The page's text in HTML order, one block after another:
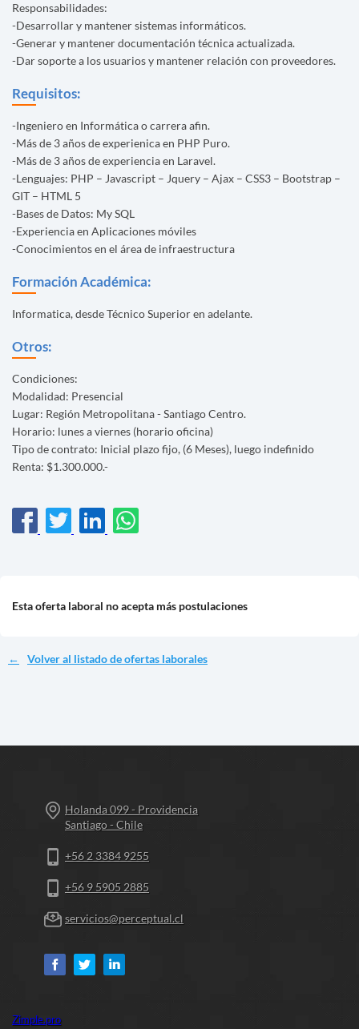
Responsabilidades:
-Desarrollar y mantener sistemas informáticos.
-Generar y mantener documentación técnica actualizada.
-Dar soporte a los usuarios y mantener relación con proveedores.
Requisitos:
-Ingeniero en Informática o carrera afin.
-Más de 3 años de experienica en PHP Puro.
-Más de 3 años de experiencia en Laravel.
-Lenguajes: PHP – Javascript – Jquery – Ajax – CSS3 – Bootstrap –
GIT – HTML 5
-Bases de Datos: My SQL
-Experiencia en Aplicaciones móviles
-Conocimientos en el área de infraestructura
Formación Académica:
Informatica, desde Técnico Superior en adelante.
Otros:
Condiciones:
Modalidad: Presencial
Lugar: Región Metropolitana - Santiago Centro.
Horario: lunes a viernes (horario oficina)
Tipo de contrato: Inicial plazo fijo, (6 Meses), luego indefinido
Renta: $1.300.000.-
Esta oferta laboral no acepta más postulaciones
Volver al listado de ofertas laborales
Holanda 099 - Providencia
Santiago - Chile
+56 2 3384 9255
+56 9 5905 2885
servicios@perceptual.cl
Zimple.pro